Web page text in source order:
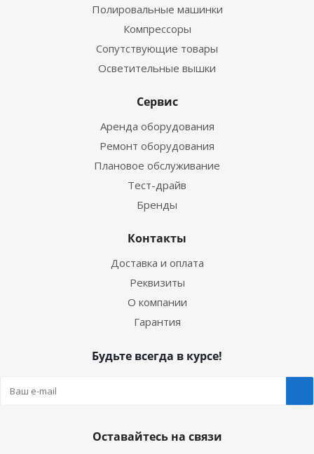
Полировальные машинки
Компрессоры
Сопутствующие товары
Осветительные вышки
Сервис
Аренда оборудования
Ремонт оборудования
Плановое обслуживание
Тест-драйв
Бренды
Контакты
Доставка и оплата
Реквизиты
О компании
Гарантия
Будьте всегда в курсе!
Оставайтесь на связи